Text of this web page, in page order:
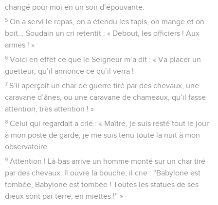
changé pour moi en un soir d’épouvante.
5 On a servi le repas, on a étendu les tapis, on mange et on
boit... Soudain un cri retentit : « Debout, les officiers ! Aux
armes ! »
6 Voici en effet ce que le Seigneur m’a dit : « Va placer un
guetteur, qu’il annonce ce qu’il verra !
7 S’il aperçoit un char de guerre tiré par des chevaux, une
caravane d’ânes, ou une caravane de chameaux, qu’il fasse
attention, très attention ! »
8 Celui qui regardait a crié : « Maître, je suis resté tout le jour
à mon poste de garde, je me suis tenu toute la nuit à mon
observatoire.
9 Attention ! Là-bas arrive un homme monté sur un char tiré
par des chevaux. Il ouvre la bouche, il crie : “Babylone est
tombée, Babylone est tombée ! Toutes les statues de ses
dieux sont par terre, en miettes !” »